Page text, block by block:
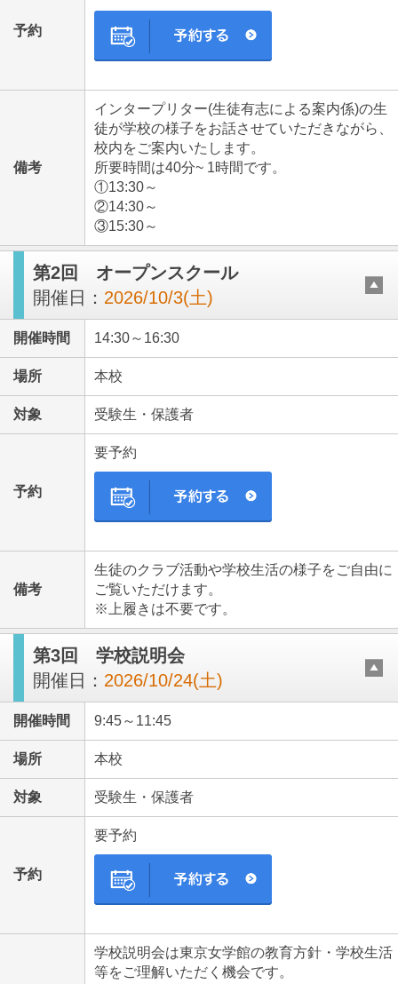
予約
備考
インタープリター(生徒有志による案内係)の生
徒が学校の様子をお話させていただきながら、
校内をご案内いたします。
所要時間は40分~ 1時間です。
①13:30～
②14:30～
③15:30～
第2回 オープンスクール
開催日： 2026/10/3(土)
開催時間 14:30～16:30
場所 本校
対象 受験生・保護者
予約
要予約
備考
生徒のクラブ活動や学校生活の様子をご自由に
ご覧いただけます。
※上履きは不要です。
第3回 学校説明会
開催日： 2026/10/24(土)
開催時間 9:45～11:45
場所 本校
対象 受験生・保護者
予約
要予約
学校説明会は東京女学館の教育方針・学校生活
等をご理解いただく機会です。